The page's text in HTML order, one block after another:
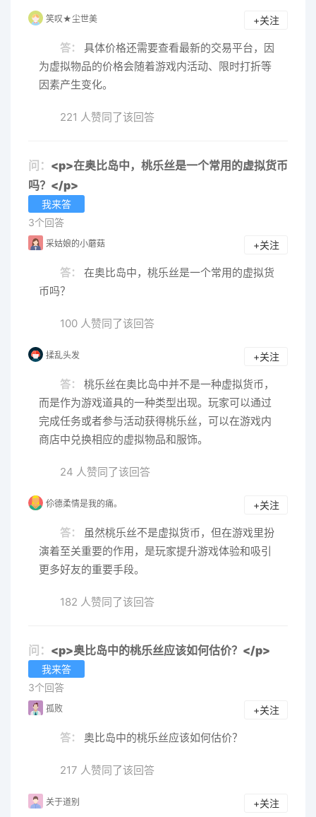
笑叹★尘世美 +关注
答：
具体价格还需要查看最新的交易平台，因
为虚拟物品的价格会随着游戏内活动、限时打折等
因素产生变化。
221 人赞同了该回答
问： <p>在奥比岛中，桃乐丝是一个常用的虚拟货币
吗？</p>
我来答
3个回答
采姑娘的小蘑菇 +关注
答：
在奥比岛中，桃乐丝是一个常用的虚拟货
币吗？
100 人赞同了该回答
揉乱头发 +关注
答：
桃乐丝在奥比岛中并不是一种虚拟货币，
而是作为游戏道具的一种类型出现。玩家可以通过
完成任务或者参与活动获得桃乐丝，可以在游戏内
商店中兑换相应的虚拟物品和服饰。
24 人赞同了该回答
伱德柔情是我的痛。 +关注
答：
虽然桃乐丝不是虚拟货币，但在游戏里扮
演着至关重要的作用，是玩家提升游戏体验和吸引
更多好友的重要手段。
182 人赞同了该回答
问： <p>奥比岛中的桃乐丝应该如何估价？</p>
我来答
3个回答
孤败 +关注
答： 奥比岛中的桃乐丝应该如何估价？
217 人赞同了该回答
关于道别 +关注